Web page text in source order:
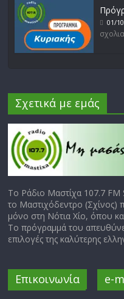
01/
Σχετικά με εμάς
Το Ράδιο Μαστίχα 107.7
το Μαστιχόδεντρο (Σχίνος)
μόνο στη Νότια Χίο, όπου
Το πρόγραμμά του
επιλογές της καλύτερης
Επικοινωνία e-